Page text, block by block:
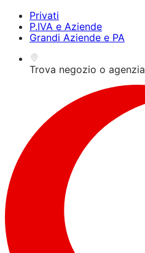
modalità lettore dello
schermo, Alt+0 per
annullare
lettori dello schermo,
feedback e segnalazione
dei problemi | Nuova
Privati
P.IVA e Aziende
Grandi Aziende e PA
Trova negozio o agenzia